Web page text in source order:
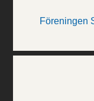
Föreningen